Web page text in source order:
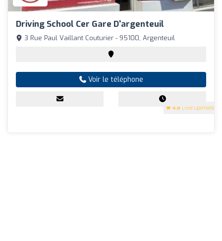
Driving School Cer Gare D'argenteuil
4.8 (198 Opinions)
3 Rue Paul Vaillant Couturier - 95100, Argenteuil
Voir le téléphone